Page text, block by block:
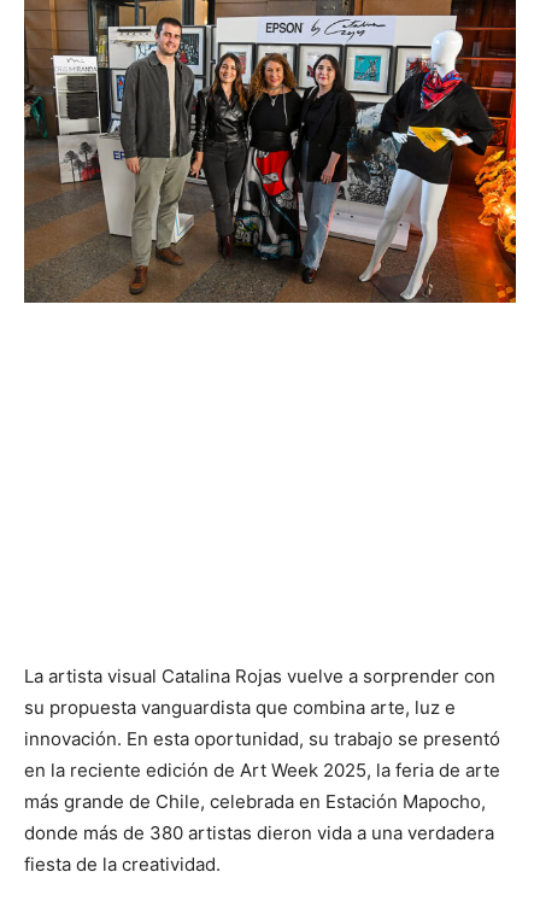
La artista visual Catalina Rojas vuelve a sorprender con
su propuesta vanguardista que combina arte, luz e
innovación. En esta oportunidad, su trabajo se presentó
en la reciente edición de Art Week 2025, la feria de arte
más grande de Chile, celebrada en Estación Mapocho,
donde más de 380 artistas dieron vida a una verdadera
fiesta de la creatividad.